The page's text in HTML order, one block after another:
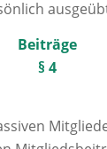
Beiträge
§ 4